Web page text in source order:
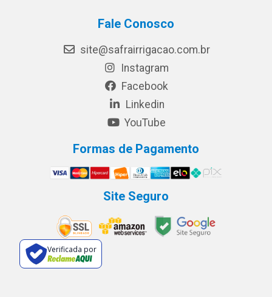
Fale Conosco
site@safrairrigacao.com.br
Instagram
Facebook
Linkedin
YouTube
Formas de Pagamento
Site Seguro
Verificada por